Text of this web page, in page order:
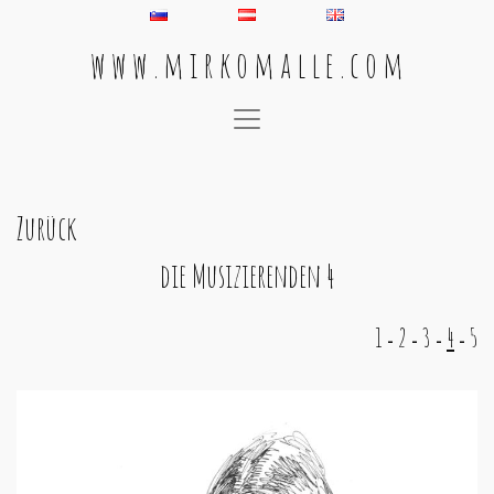
w w w . m i r k o m a l l e . c o m
Main Navigation
Zurück
die Musizierenden 4
1 - 2 - 3 - 4 - 5